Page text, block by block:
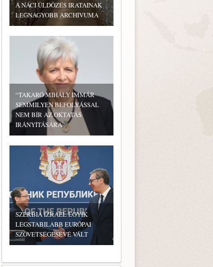
A NÁCI ÜLDÖZÉS IRATAINAK
LEGNAGYOBB ARCHÍVUMA
“TAKARÓ MIHÁLY IMMÁR
SEMMILYEN BEFOLYÁSSAL
NEM BÍR AZ OKTATÁS
IRÁNYÍTÁSÁRA”
SZERBIA IZRAEL EGYIK
LEGSTABILABB EURÓPAI
SZÖVETSÉGESÉVÉ VÁLT